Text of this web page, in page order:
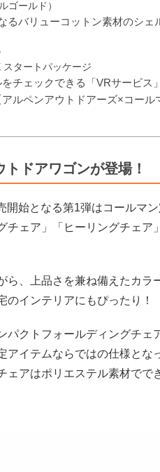
ゴールド）
るバリューコットン素材のシェ
スタートパッケージ
チェックできる「VRサービス
ルペンアウトドアーズ×コー
ドアワゴンが登場！
始となる第1弾はコールマ
チェア」「ヒーリングチェ
ら、上品さを兼ね備えたカラ
インテリアにもぴったり！
パクトフォールディングチェ
アイテムならではの仕様とな
ェアはポリエステル素材でで